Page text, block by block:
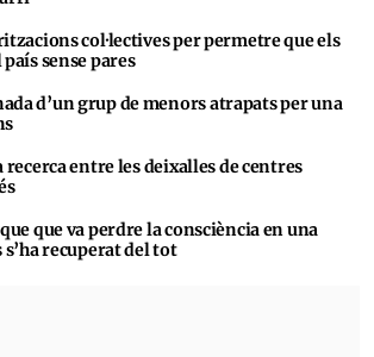
col·lectives per permetre que els
sense pares
d’un grup de menors atrapats per una
entre les deixalles de centres
que va perdre la consciència en una
s’ha recuperat del tot